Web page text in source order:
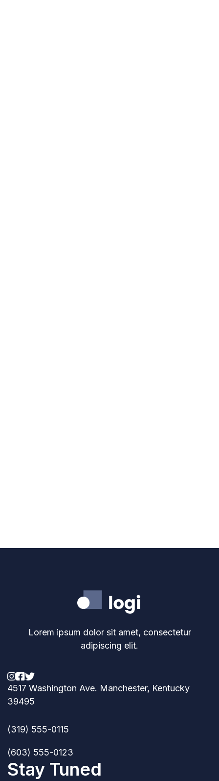
Lorem ipsum dolor sit amet, consectetur
adipiscing elit.

4517 Washington Ave. Manchester, Kentucky
39495
(319) 555-0115
(603) 555-0123
Stay Tuned